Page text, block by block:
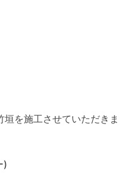
を施工させていただきま
)